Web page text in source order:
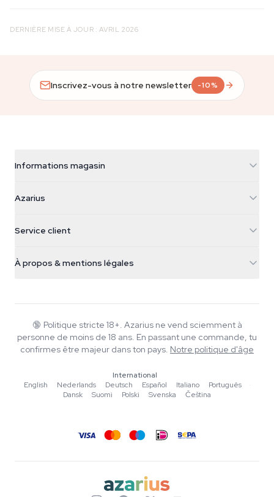
DERNIÈRE MISE À JOUR : AVRIL 2026
Inscrivez-vous à notre newsletter -10%
Informations magasin
Galvaniweg 11
Nederland
+31(0)204897914
Azarius
Smokeshop
Service client
Politique de retour
Politique de confidentialité
À propos & mentions légales
Wiki
Musique
Normes éditoriales
Outils & Calculateurs
🔞 Politique stricte 18+. Azarius ne vend sciemment à
personne de moins de 18 ans. En passant une commande, tu
confirmes être majeur dans ton pays. Notre politique d'âge
International
English
·Nederlands ·Deutsch ·Español ·Italiano ·Português
·
Dansk
·Suomi ·Polski ·Svenska ·Čeština